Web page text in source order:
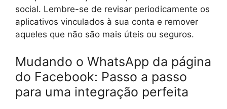
social. Lembre-se de revisar periodicamente os
aplicativos vinculados à sua conta e remover
aqueles que não são mais úteis ou seguros.
Mudando o WhatsApp da página
do Facebook: Passo a passo
para uma integração perfeita